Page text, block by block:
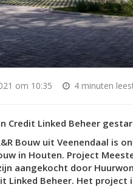
om 10:35 4 minuten
Credit Linked Beheer
Bouw uit Veenendaal is
in Houten. Project
aangekocht door
Linked Beheer. Het project